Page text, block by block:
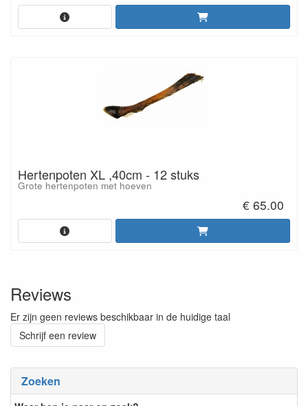
Zoeken
Hertenpoten XL ,40cm - 12 stuks
Grote hertenpoten met hoeven
€ 65.00
Reviews
Er zijn geen reviews beschikbaar in de huidige taal
Schrijf een review